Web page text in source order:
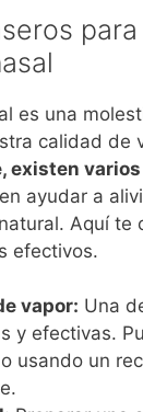
para
es una
calidad de
existen
ayudar a
Aquí te
efectivos.
vapor: Una
y efectivas.
usando un